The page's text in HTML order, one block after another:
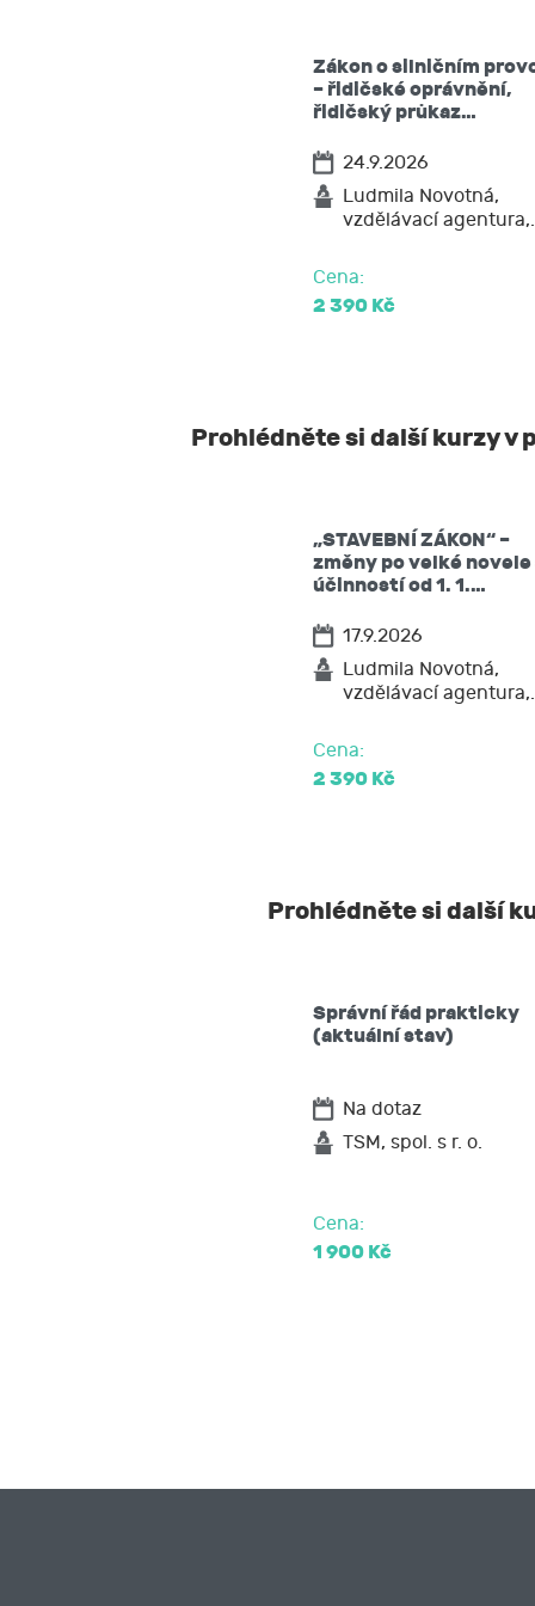
těchto
vyžádat si
požadovat
na
podat
Zákon o silničním
– řidičské oprávnění,
řidičský průkaz…
24.9.2026
Ludmila Novotná,
vzdělávací
Cena:
2 390 Kč
Prohlédněte si další kurzy v
„STAVEBNÍ ZÁKON“ –
změny po velké novele
účinností od 1. 1.…
17.9.2026
Ludmila Novotná,
vzdělávací
Cena:
2 390 Kč
Prohlédněte si další
Správní řád prakticky
(aktuální stav)
Na dotaz
TSM, spol. s r. o.
Cena:
1 900 Kč